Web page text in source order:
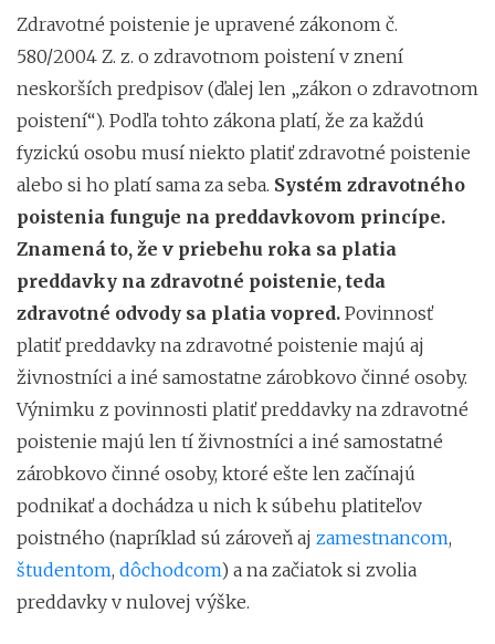
Zdravotné poistenie je upravené zákonom č.
580/2004 Z. z. o zdravotnom poistení v znení
neskorších predpisov (ďalej len „zákon o zdravotnom
poistení“). Podľa tohto zákona platí, že za každú
fyzickú osobu musí niekto platiť zdravotné poistenie
alebo si ho platí sama za seba. Systém zdravotného
poistenia funguje na preddavkovom princípe.
Znamená to, že v priebehu roka sa platia
preddavky na zdravotné poistenie, teda
zdravotné odvody sa platia vopred. Povinnosť
platiť preddavky na zdravotné poistenie majú aj
živnostníci a iné samostatne zárobkovo činné osoby.
Výnimku z povinnosti platiť preddavky na zdravotné
poistenie majú len tí živnostníci a iné samostatné
zárobkovo činné osoby, ktoré ešte len začínajú
podnikať a dochádza u nich k súbehu platiteľov
poistného (napríklad sú zároveň aj zamestnancom,
študentom, dôchodcom) a na začiatok si zvolia
preddavky v nulovej výške.